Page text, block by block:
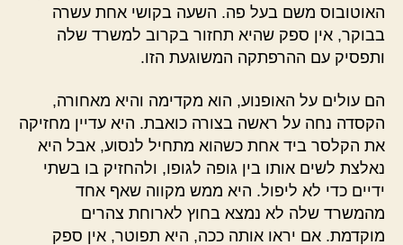
האוטובוס משם בעל פה. השעה בקושי אחת עשרה
בבוקר, אין ספק שהיא תחזור בקרוב למשרד שלה
ותפסיק עם ההרפתקה המשוגעת הזו.
הם עולים על האופנוע, הוא מקדימה והיא מאחורה,
הקסדה נחה על ראשה בצורה כואבת. היא עדיין מחזיקה
את הקלסר ביד אחת כשהוא מתחיל לנסוע, אבל היא
נאלצת לשים אותו בין גופה לגופו, ולהחזיק בו בשתי
ידיים כדי לא ליפול. היא ממש מקווה שאף אחד
מהמשרד שלה לא נמצא בחוץ לארוחת צהרים
מוקדמת. אם יראו אותה ככה, היא תפוטר, אין ספק